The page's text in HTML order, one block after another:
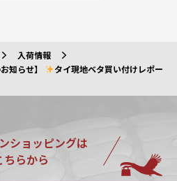
入荷情報
知らせ】
タイ現地ベタ買い付けレポー
ショッピングは
ちらから